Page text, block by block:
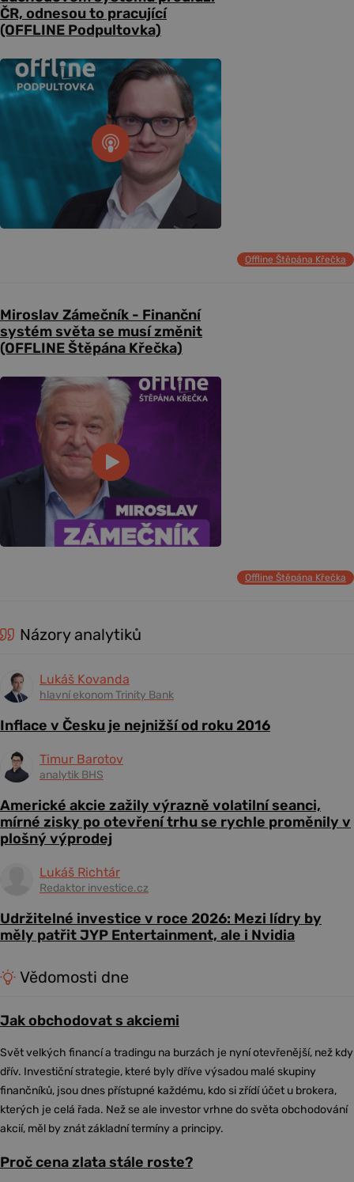
ČR, odnesou to pracující
(OFFLINE Podpultovka)
Offline Štěpána Křečka
Miroslav Zámečník - Finanční
systém světa se musí změnit
(OFFLINE Štěpána Křečka)
Offline Štěpána Křečka
Názory analytiků
Lukáš Kovanda
hlavní ekonom Trinity Bank
Inflace v Česku je nejnižší od roku 2016
Timur Barotov
analytik BHS
Americké akcie zažily výrazně volatilní seanci,
mírné zisky po otevření trhu se rychle proměnily v
plošný výprodej
Lukáš Richtár
Redaktor investice.cz
Udržitelné investice v roce 2026: Mezi lídry by
měly patřit JYP Entertainment, ale i Nvidia
Vědomosti dne
Jak obchodovat s akciemi
Svět velkých financí a tradingu na burzách je nyní otevřenější, než kdy
dřív. Investiční strategie, které byly dříve výsadou malé skupiny
finančníků, jsou dnes přístupné každému, kdo si zřídí účet u brokera,
kterých je celá řada. Než se ale investor vrhne do světa obchodování
akcií, měl by znát základní termíny a principy.
Proč cena zlata stále roste?